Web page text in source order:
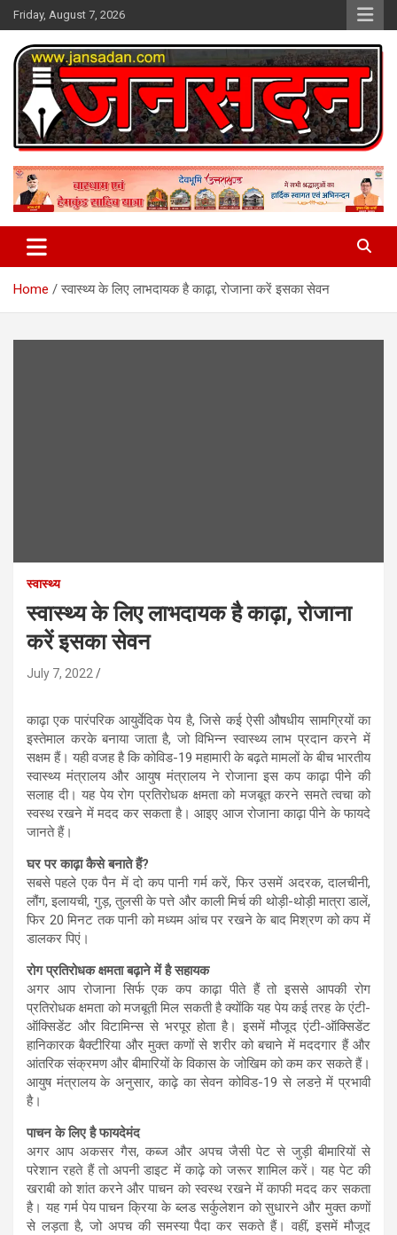
Skip
to
content
Friday, August 7, 2026
Jan Sadan
Home स्वास्थ्य के लिए लाभदायक है काढ़ा, रोजाना करें इसका सेवन
स्वास्थ्य
स्वास्थ्य के लिए लाभदायक है काढ़ा, रोजाना
करें इसका सेवन
July 7, 2022
काढ़ा एक पारंपरिक आयुर्वेदिक पेय है, जिसे कई ऐसी औषधीय सामग्रियों का
इस्तेमाल करके बनाया जाता है, जो विभिन्न स्वास्थ्य लाभ प्रदान करने में
सक्षम हैं। यही वजह है कि कोविड-19 महामारी के बढ़ते मामलों के बीच भारतीय
स्वास्थ्य मंत्रालय और आयुष मंत्रालय ने रोजाना इस कप काढ़ा पीने की
सलाह दी। यह पेय रोग प्रतिरोधक क्षमता को मजबूत करने समते त्वचा को
स्वस्थ रखने में मदद कर सकता है। आइए आज रोजाना काढ़ा पीने के फायदे
जानते हैं।
घर पर काढ़ा कैसे बनाते हैं?
सबसे पहले एक पैन में दो कप पानी गर्म करें, फिर उसमें अदरक, दालचीनी,
लौंग, इलायची, गुड़, तुलसी के पत्ते और काली मिर्च की थोड़ी-थोड़ी मात्रा डालें,
फिर 20 मिनट तक पानी को मध्यम आंच पर रखने के बाद मिश्रण को कप में
डालकर पिएं।
रोग प्रतिरोधक क्षमता बढ़ाने में है सहायक
अगर आप रोजाना सिर्फ एक कप काढ़ा पीते हैं तो इससे आपकी रोग
प्रतिरोधक क्षमता को मजबूती मिल सकती है क्योंकि यह पेय कई तरह के एंटी-
ऑक्सिडेंट और विटामिन्स से भरपूर होता है। इसमें मौजूद एंटी-ऑक्सिडेंट
हानिकारक बैक्टीरिया और मुक्त कणों से शरीर को बचाने में मददगार हैं और
आंतरिक संक्रमण और बीमारियों के विकास के जोखिम को कम कर सकते हैं।
आयुष मंत्रालय के अनुसार, काढ़े का सेवन कोविड-19 से लडऩे में प्रभावी
है।
पाचन के लिए है फायदेमंद
अगर आप अकसर गैस, कब्ज और अपच जैसी पेट से जुड़ी बीमारियों से
परेशान रहते हैं तो अपनी डाइट में काढ़े को जरूर शामिल करें। यह पेट की
खराबी को शांत करने और पाचन को स्वस्थ रखने में काफी मदद कर सकता
है। यह गर्म पेय पाचन क्रिया के ब्लड सर्कुलेशन को सुधारने और मुक्त कणों
से लड़ता है, जो अपच की समस्या पैदा कर सकते हैं। वहीं, इसमें मौजूद